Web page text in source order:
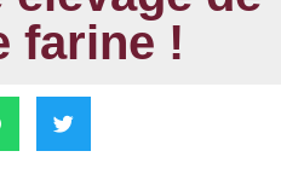
farine !